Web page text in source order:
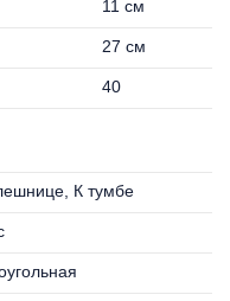
11 см
27 см
40
К тумбе